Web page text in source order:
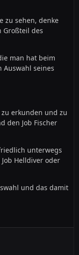
zu sehen, denke
Großteil des
man hat beim
seines
erkunden und zu
den Job Fischer
unterwegs
Helldiver oder
und das damit